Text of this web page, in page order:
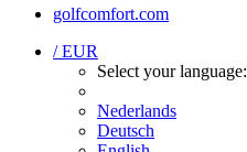
golfcomfort.com
/ EUR
Select your language:
Nederlands
Deutsch